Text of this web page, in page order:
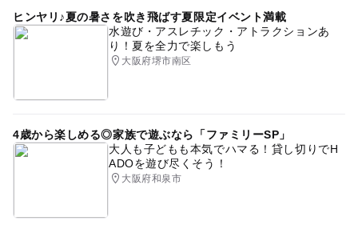
ヒンヤリ♪夏の暑さを吹き飛ばす夏限定イベント満載
水遊び・アスレチック・アトラクションあ
り！夏を全力で楽しもう
大阪府堺市南区
4歳から楽しめる◎家族で遊ぶなら「ファミリーSP」
大人も子どもも本気でハマる！貸し切りでH
ADOを遊び尽くそう！
大阪府和泉市